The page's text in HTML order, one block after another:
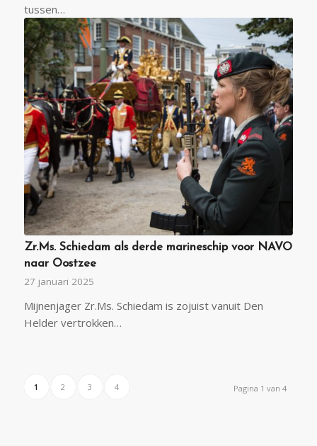
tussen…
Zr.Ms. Schiedam als derde marineschip voor NAVO
naar Oostzee
27 januari 2025
Mijnenjager Zr.Ms. Schiedam is zojuist vanuit Den
Helder vertrokken…
Pagina 1 van 4
1 2 3 4